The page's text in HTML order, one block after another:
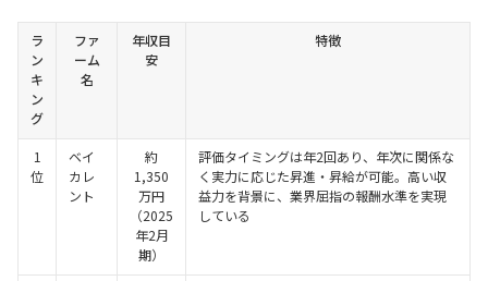
ラ
ン
キ
ン
グ
ファ
ーム
名
年収目
安
特徴
1
位
ベイ
カレ
ント
約
1,350
万円
（2025
年2月
期）
評価タイミングは年2回あり、年次に関係な
く実力に応じた昇進・昇給が可能。高い収
益力を背景に、業界屈指の報酬水準を実現
している